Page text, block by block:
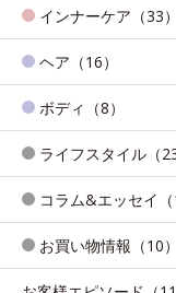
インナーケア（33）
ヘア（16）
ボディ（8）
ライフスタイル（23
コラム&エッセイ（
お買い物情報（10）